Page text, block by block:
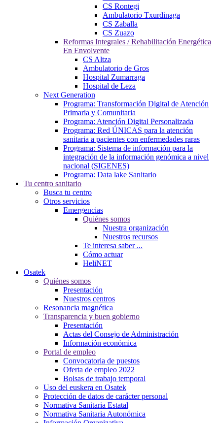
CS Rontegi
Ambulatorio Txurdinaga
CS Zaballa
CS Zuazo
Reformas Integrales / Rehabilitación Energética
En Envolvente
CS Altza
Ambulatorio de Gros
Hospital Zumarraga
Hospital de Leza
Next Generation
Programa: Transformación Digital de Atención
Primaria y Comunitaria
Programa: Atención Digital Personalizada
Programa: Red ÚNICAS para la atención
sanitaria a pacientes con enfermedades raras
Programa: Sistema de información para la
integración de la información genómica a nivel
nacional (SIGENES)
Programa: Data lake Sanitario
Tu centro sanitario
Busca tu centro
Otros servicios
Emergencias
Quiénes somos
Nuestra organización
Nuestros recursos
Te interesa saber ...
Cómo actuar
HeliNET
Osatek
Quiénes somos
Presentación
Nuestros centros
Resonancia magnética
Transparencia y buen gobierno
Presentación
Actas del Consejo de Administración
Información económica
Portal de empleo
Convocatoria de puestos
Oferta de empleo 2022
Bolsas de trabajo temporal
Uso del euskera en Osatek
Protección de datos de carácter personal
Normativa Sanitaria Estatal
Normativa Sanitaria Autonómica